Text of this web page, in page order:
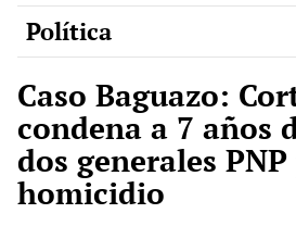
Política
Caso Baguazo:
condena a 7 años
dos generales
homicidio